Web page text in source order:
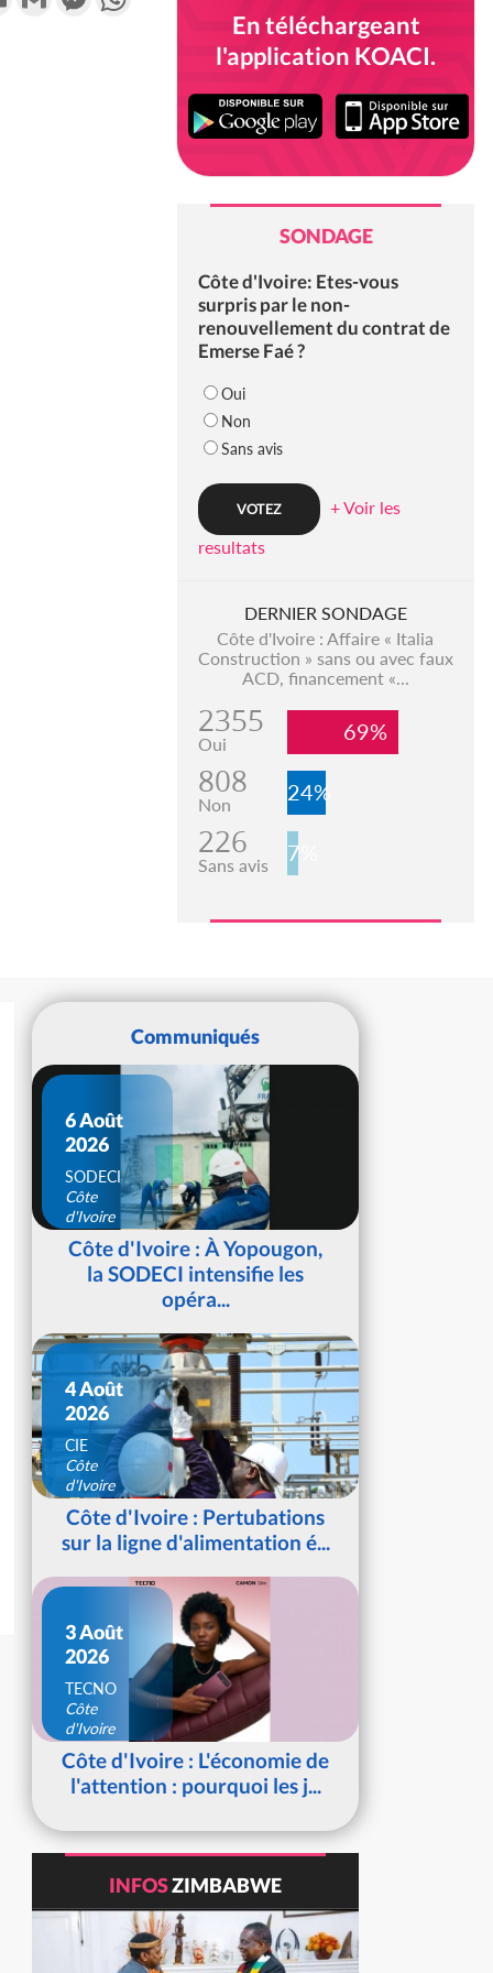
En téléchargeant
l'application KOACI.
SONDAGE
Côte d'Ivoire: Etes-vous
surpris par le non-
renouvellement du contrat de
Emerse Faé ?
Oui
Non
Sans avis
+ Voir les
resultats
DERNIER SONDAGE
Côte d'Ivoire : Affaire « Italia
Construction » sans ou avec faux
ACD, financement «...
2355
Oui 69%
808
Non 24%
226
Sans avis 7%
Communiqués
6 Août
2026
SODECI
Côte
d'Ivoire
Côte d'Ivoire : À Yopougon,
la SODECI intensifie les
opéra...
4 Août
2026
CIE
Côte
d'Ivoire
Côte d'Ivoire : Pertubations
sur la ligne d'alimentation é...
3 Août
2026
TECNO
Côte
d'Ivoire
Côte d'Ivoire : L'économie de
l'attention : pourquoi les j...
INFOSZIMBABWE